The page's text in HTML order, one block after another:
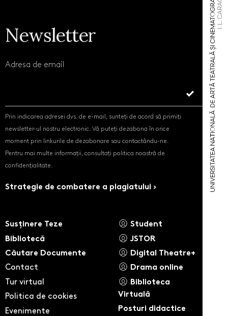
Newsletter
Adresa de email
Prin indicarea adresei dvs. de e-mail, sunteți de acord să primiți
newsletter-ul nostru electronic. Vă puteți dezabona în orice
moment prin linkurile de dezabonare sau contactându-ne.
Pentru mai multe informații, consultați politica noastră de
confidențialitate.
Strategie de combatere a plagiatului ›
Susținere Teze
Bibliotecă
Căutare Documente
Contact
Tur virtual
Politica de cookies
Evenimente
Student
JSTOR
Digital Theatre+
Drama online
Biblioteca
Virtuală
Posturi didactice